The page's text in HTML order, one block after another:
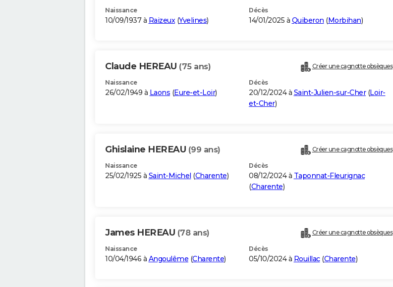
Naissance
10/09/1937 à Raizeux(Yvelines)
Décès
14/01/2025 à Quiberon (Morbihan)
Claude HEREAU (75 ans) Créer une cagnotte obsèques
Naissance
26/02/1949 à Laons (Eure-et-Loir)
Décès
20/12/2024 à Saint-Julien-sur-Cher(Loir-
et-Cher)
Ghislaine HEREAU (99 ans) Créer une cagnotte obsèques
Naissance
25/02/1925 à Saint-Michel (Charente)
Décès
08/12/2024 à Taponnat-Fleurignac
(Charente)
James HEREAU (78 ans) Créer une cagnotte obsèques
Naissance
10/04/1946 à Angoulême (Charente)
Décès
05/10/2024 à Rouillac(Charente)